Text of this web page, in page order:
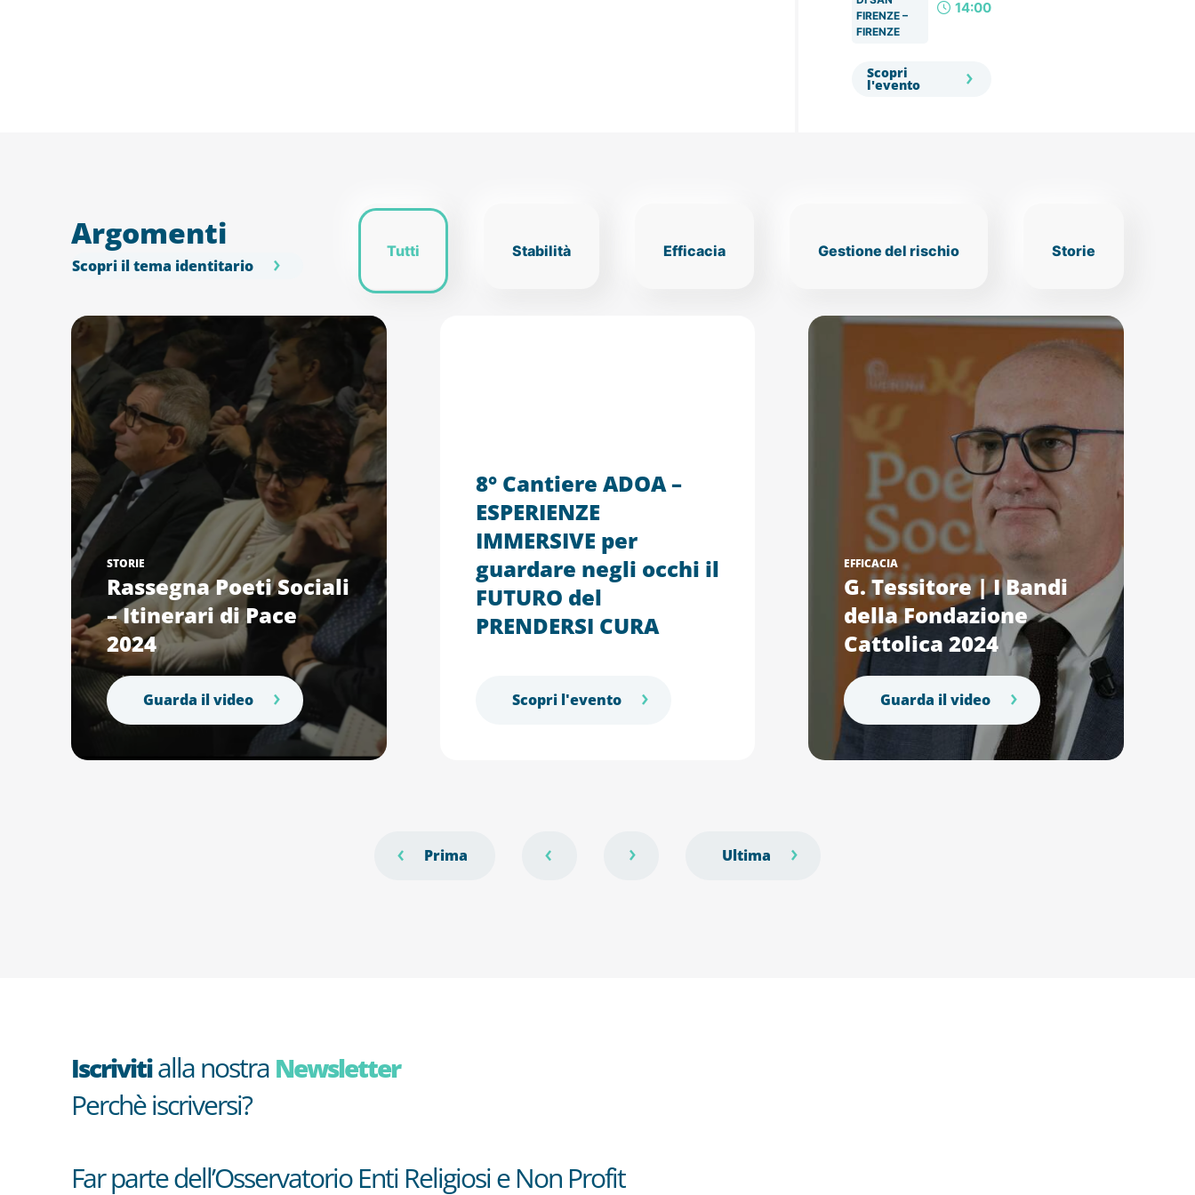
FIRENZE –
FIRENZE
14:00
Scopri
l'evento
Argomenti
Scopri il tema identitario
Tutti Stabilità Efficacia Gestione del rischio Storie
STORIE
Rassegna Poeti Sociali
– Itinerari di Pace
2024
Guarda il video
8° Cantiere ADOA –
ESPERIENZE
IMMERSIVE per
guardare negli occhi il
FUTURO del
PRENDERSI CURA
Scopri l'evento
EFFICACIA
G. Tessitore | I Bandi
della Fondazione
Cattolica 2024
Guarda il video
Iscrivitialla nostra Newsletter
Perchè iscriversi?
Far parte dell’Osservatorio Enti Religiosi e Non Profit